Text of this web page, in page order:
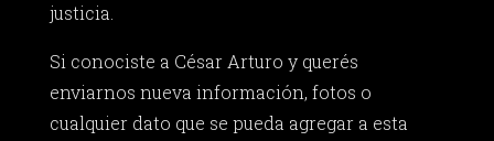
justicia.
Si conociste a César Arturo y querés
enviarnos nueva información, fotos o
cualquier dato que se pueda agregar a esta